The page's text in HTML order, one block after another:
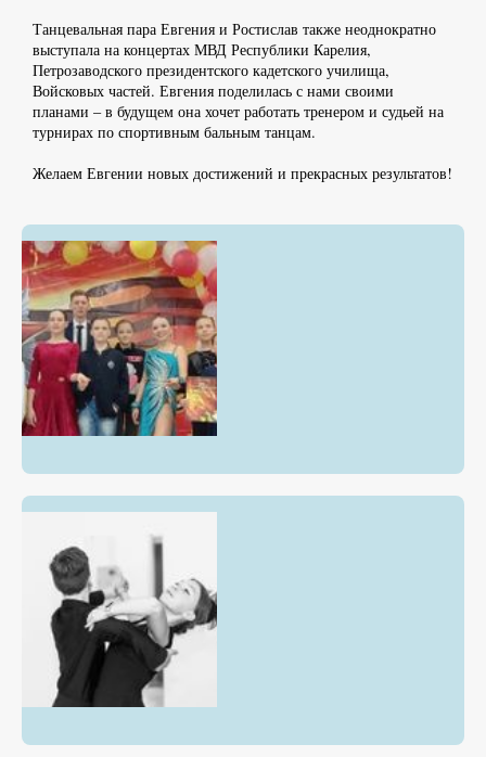
Танцевальная пара Евгения и Ростислав также неоднократно
выступала на концертах МВД Республики Карелия,
Петрозаводского президентского кадетского училища,
Войсковых частей. Евгения поделилась с нами своими
планами – в будущем она хочет работать тренером и судьей на
турнирах по спортивным бальным танцам.
Желаем Евгении новых достижений и прекрасных результатов!